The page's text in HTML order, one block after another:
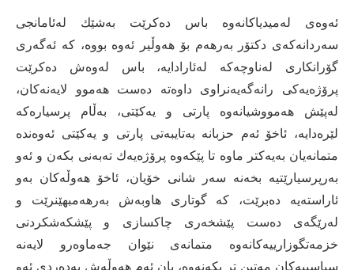
‎ئەوەی لەمیدیاكانەوە باس دەكرێت بەشێك لەئامانجی
سەردانەكەی دكتۆر بەرهەم بۆ هەوڵیر ئەوە بووە، كە ئەگەری
گۆرانكاری لەناوچەكە لەئارادایە، باس لەوەش دەكرێت
پرۆژەیەكی رانەگەیەنراوی داوەتە دەست هەموو لایەنەكان،
لەپێش هەمووشیانەوە پارتی و یەكێتی، بەڵام پرسیارەكە
لێرەدایە، ئاخۆ ئەم حزبانە بەتایبەتی پارتی و یەكێتی ئەوەندە
متمانەیان بەیەكتر ماوە تا پێكەوە پرۆژەیەك تەبەنی بكەن و ئەو
بەرپرسیارێتیە بخەنە سەر شانی خۆیان، ئاخۆ هەوڵەكان بەو
ئاراستەیە دەبرێت، كە گوتاری هاوبەش بەرهەمبهێنرێت و
لەرێگەی دەست پێشخەری چاكسازی و پێشكەشكردنی
خزمەتگوزارییەكانەوە متمانەی نێوان جەماوەرو لایەنە
سیاسییەكان مەتین تر بكەنەوە، یان ئەم هەوڵەش بەدەردی ئەو